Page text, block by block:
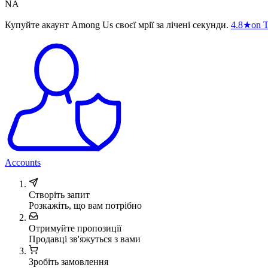
NA
Купуйте акаунт Among Us своєї мрії за лічені секунди. 4.8★on
Accounts
Створіть запит
Розкажіть, що вам потрібно
Отримуйте пропозиції
Продавці зв'яжуться з вами
Зробіть замовлення